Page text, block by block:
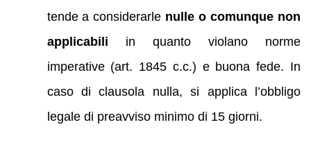
tende a considerarle nulle o comunque non
applicabili in quanto violano norme
imperative (art. 1845 c.c.) e buona fede. In
caso di clausola nulla, si applica l’obbligo
legale di preavviso minimo di 15 giorni.